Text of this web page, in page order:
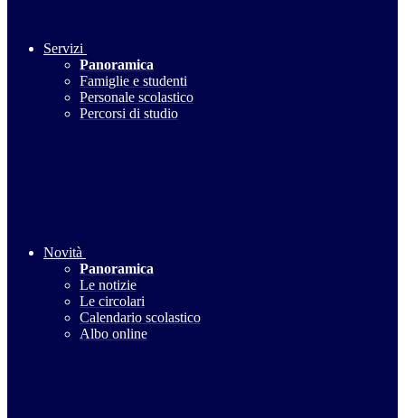
Servizi
Panoramica
Famiglie e studenti
Personale scolastico
Percorsi di studio
Novità
Panoramica
Le notizie
Le circolari
Calendario scolastico
Albo online